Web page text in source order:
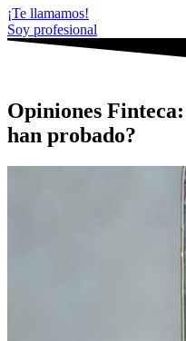
¡Te llamamos!
Soy profesional
Opiniones
han probado?